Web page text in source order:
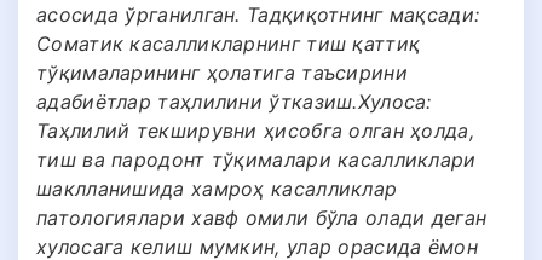
асосида ўрганилган. Тадқиқотнинг мақсади:
Соматик касалликларнинг тиш қаттиқ
тўқималарининг ҳолатига таъсирини
адабиётлар таҳлилини ўтказиш.Хулоса:
Таҳлилий текширувни ҳисобга олган ҳолда,
тиш ва пародонт тўқималари касалликлари
шаклланишида хамроҳ касалликлар
патологиялари хавф омили бўла олади деган
хулосага келиш мумкин, улар орасида ёмон